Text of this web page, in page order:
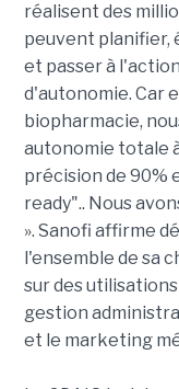
réalisent des
peuvent planifier,
et passer à
d'autonomie. Car
biopharmacie,
autonomie totale
précision de 90%
ready".. Nous
». Sanofi affirme
l'ensemble de sa
sur des
gestion
et le marketing